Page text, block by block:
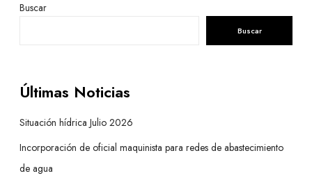
Buscar
Buscar
Últimas Noticias
Situación hídrica Julio 2026
Incorporación de oficial maquinista para redes de abastecimiento
de agua